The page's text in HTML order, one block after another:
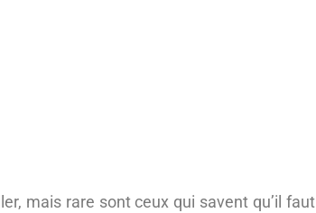
mais rare sont ceux qui savent qu’il faut